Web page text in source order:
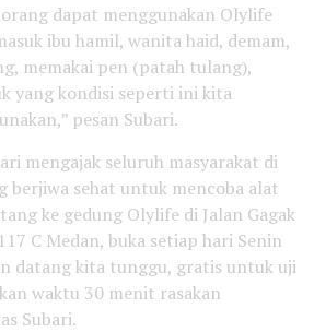
dapat menggunakan Olylife
ibu hamil, wanita haid, demam,
memakai pen (patah tulang),
yang kondisi seperti ini kita
pesan Subari.
mengajak seluruh masyarakat di
berjiwa sehat untuk mencoba alat
ke gedung Olylife di Jalan Gagak
C Medan, buka setiap hari Senin
datang kita tunggu, gratis untuk uji
waktu 30 menit rasakan
Subari.